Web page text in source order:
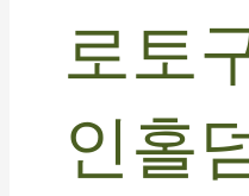
로토
인홀